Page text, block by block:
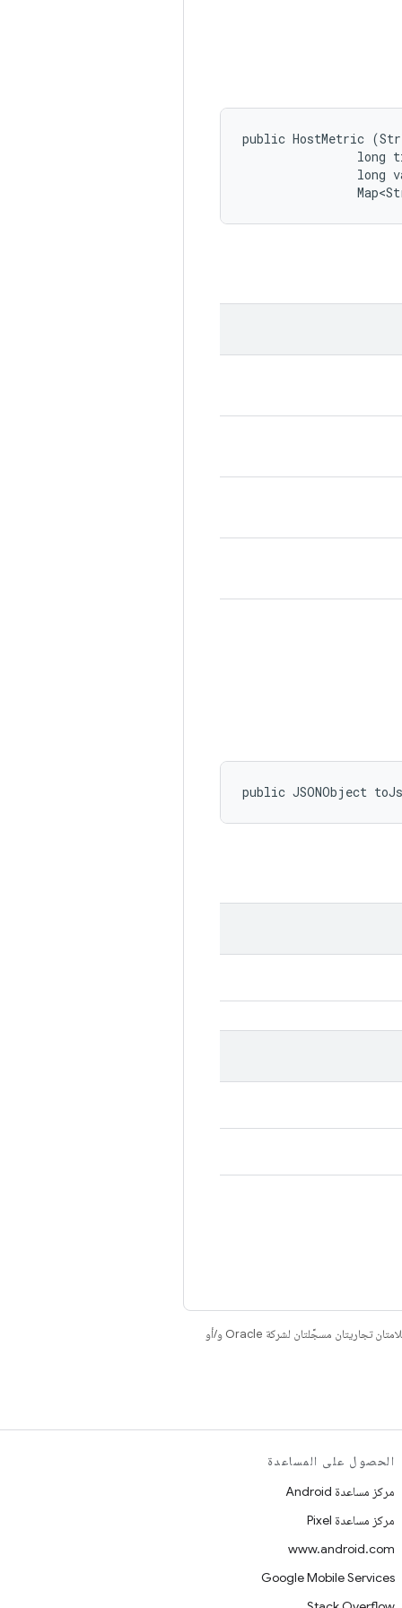
public HostMetric
long
long
public JSONObject
. إنّ Java وOpenJDK هما علامتان تجاريتان مسجَّلتان لشركة Oracle و/أو
الحصول على المساعدة
مركز مساعدة Android
مركز مساعدة Pixel
www.android.com
Google Mobile Services